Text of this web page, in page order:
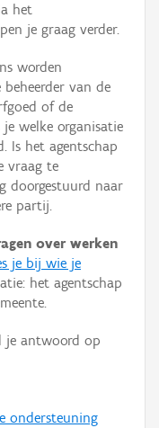
het
je graag verder.
worden
van de
of de
je welke organisatie
Is het agentschap
vraag te
doorgestuurd naar
partij.
over werken
je bij wie je
het agentschap
je antwoord op
ondersteuning